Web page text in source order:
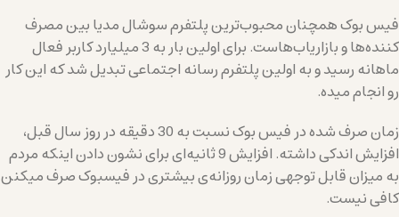
فیس بوک همچنان محبوب‌ترین پلتفرم سوشال مدیا بین مصرف
کننده‌ها و بازاریاب‌هاست. برای اولین بار به 3 میلیارد کاربر فعال
ماهانه رسید و به اولین پلتفرم رسانه اجتماعی تبدیل شد که این کار
رو انجام میده.
زمان صرف شده در فیس بوک نسبت به 30 دقیقه در روز سال قبل،
افزایش اندکی داشته. افزایش 9 ثانیه‌ای برای نشون دادن اینکه مردم
به میزان قابل توجهی زمان روزانه‌ی بیشتری در فیسبوک صرف میکنن
کافی نیست.